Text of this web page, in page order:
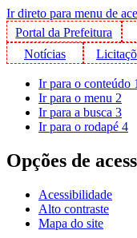
Ir direto para menu de
Portal da Prefeitura
Notícias
Ir para o conteúdo 1
Ir para o menu 2
Ir para a busca 3
Ir para o rodapé 4
Opções de
Acessibilidade
Alto contraste
Mapa do site